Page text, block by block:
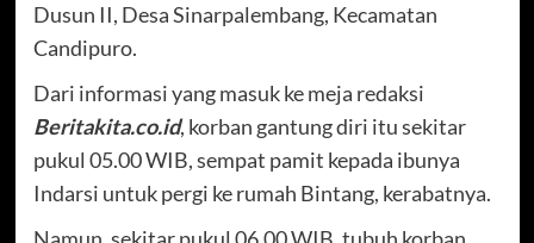
Dusun II, Desa Sinarpalembang, Kecamatan
Candipuro.
Dari informasi yang masuk ke meja redaksi
Beritakita.co.id, korban gantung diri itu sekitar
pukul 05.00 WIB, sempat pamit kepada ibunya
Indarsi untuk pergi ke rumah Bintang, kerabatnya.